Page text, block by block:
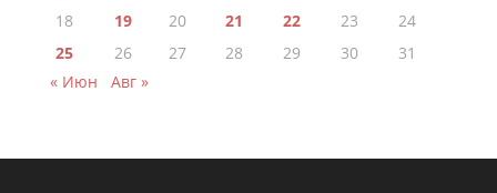
18
19 20 21 22 23
24
25
26 27 28 29 30
31
« Июн
Авг »